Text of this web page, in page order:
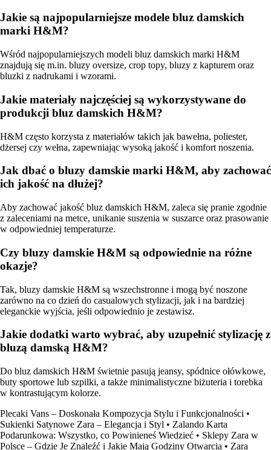
Jakie są najpopularniejsze modele bluz damskich
marki H&M?
Wśród najpopularniejszych modeli bluz damskich marki H&M
znajdują się m.in. bluzy oversize, crop topy, bluzy z kapturem oraz
bluzki z nadrukami i wzorami.
Jakie materiały najczęściej są wykorzystywane do
produkcji bluz damskich H&M?
H&M często korzysta z materiałów takich jak bawełna, poliester,
dżersej czy wełna, zapewniając wysoką jakość i komfort noszenia.
Jak dbać o bluzy damskie marki H&M, aby zachować
ich jakość na dłużej?
Aby zachować jakość bluz damskich H&M, zaleca się pranie zgodnie
z zaleceniami na metce, unikanie suszenia w suszarce oraz prasowanie
w odpowiedniej temperaturze.
Czy bluzy damskie H&M są odpowiednie na różne
okazje?
Tak, bluzy damskie H&M są wszechstronne i mogą być noszone
zarówno na co dzień do casualowych stylizacji, jak i na bardziej
eleganckie wyjścia, jeśli odpowiednio je zestawisz.
Jakie dodatki warto wybrać, aby uzupełnić stylizację z
bluzą damską H&M?
Do bluz damskich H&M świetnie pasują jeansy, spódnice ołówkowe,
buty sportowe lub szpilki, a także minimalistyczne biżuteria i torebka
w kontrastującym kolorze.
Plecaki Vans – Doskonała Kompozycja Stylu i Funkcjonalności •
Sukienki Satynowe Zara – Elegancja i Styl • Zalando Karta
Podarunkowa: Wszystko, co Powinieneś Wiedzieć • Sklepy Zara w
Polsce – Gdzie Je Znaleźć i Jakie Mają Godziny Otwarcia • Zara